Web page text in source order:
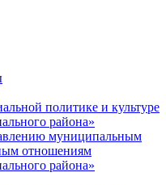
политике и культуре
района»
муниципальным
отношениям
района»